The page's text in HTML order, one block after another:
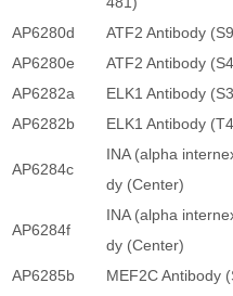
AP6280d
ATF2 Antibody
AP6280e
ATF2 Antibody
AP6282a
ELK1 Antibody
AP6282b
ELK1 Antibody
AP6284c
INA (alpha
dy (Center)
AP6284f
INA (alpha
dy (Center)
AP6285b MEF2C Antibody